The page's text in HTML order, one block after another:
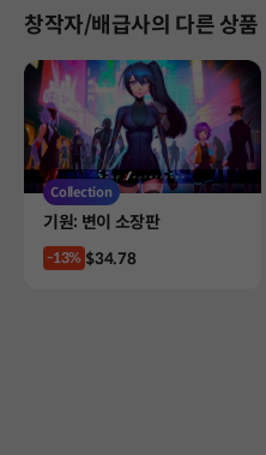
창작자/배급사의 다른 상품
Collection
Product
기원: 변이 소장판
-13% Price
$34.78